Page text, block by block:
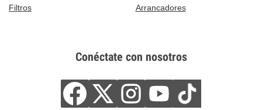
Filtros
Arrancadores
Conéctate con nosotros